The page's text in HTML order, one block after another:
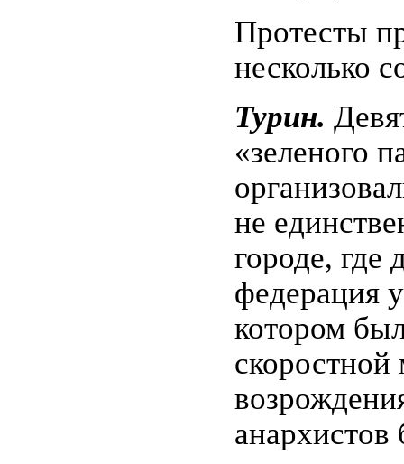
Протесты
несколько
Турин.
«зеленого
не
городе, где
федерация
котором
скоростной